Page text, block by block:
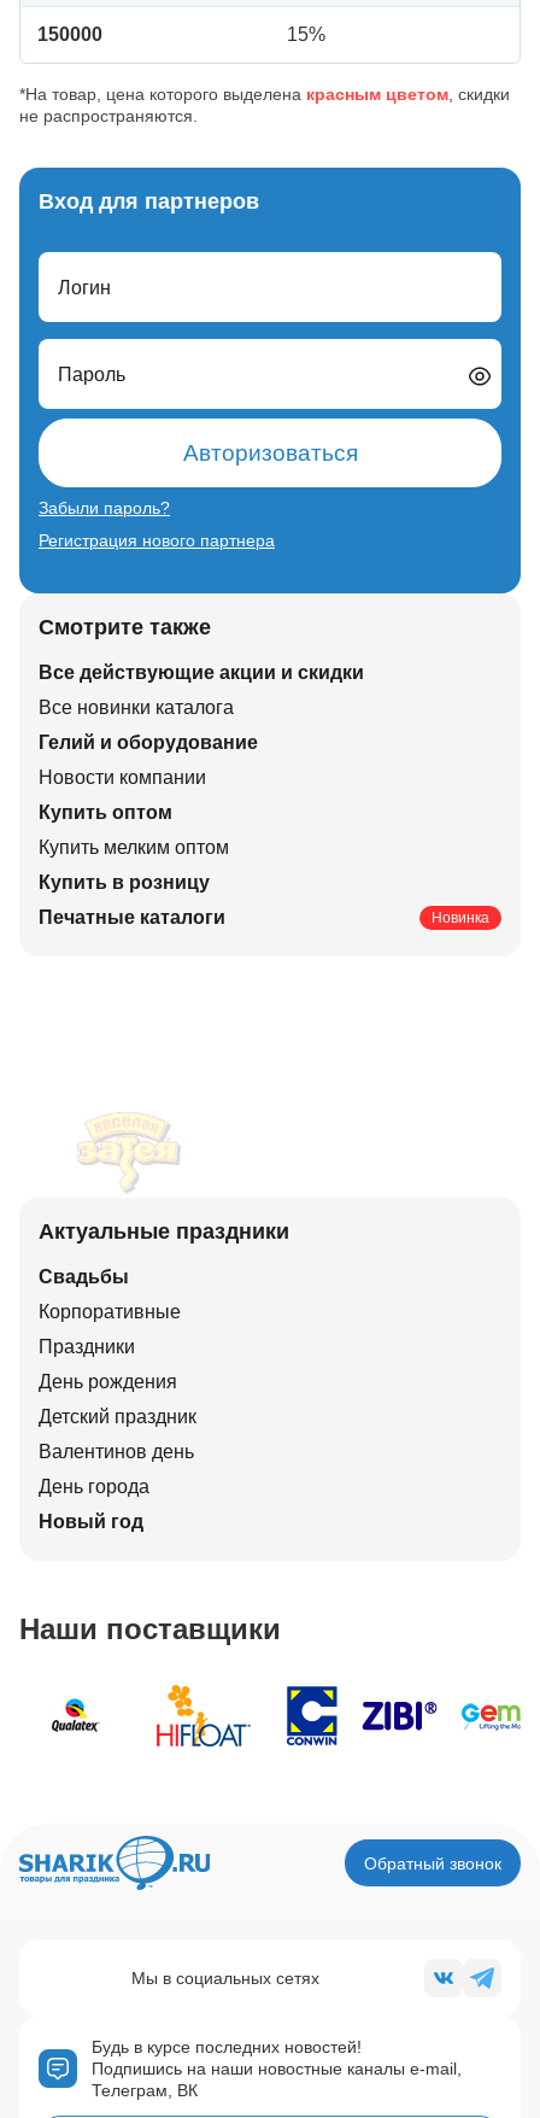
150000 15%
*На товар, цена которого выделена красным цветом , скидки
не распространяются.
Вход для партнеров
Логин
Пароль
Авторизоваться
Забыли пароль?
Регистрация нового партнера
Смотрите также
Все действующие акции и скидки
Все новинки каталога
Гелий и оборудование
Новости компании
Купить оптом
Купить мелким оптом
Купить в розницу
Печатные каталоги
Новинка
Актуальные праздники
Свадьбы
Корпоративные
Праздники
День рождения
Детский праздник
Валентинов день
День города
Новый год
Наши поставщики
Обратный звонок
Будь в курсе последних новостей!
Подпишись на наши новостные каналы e-mail,
Телеграм, ВК
Мы в социальных сетях